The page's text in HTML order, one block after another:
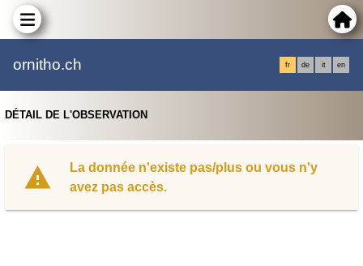
ornitho.ch fr de it en
DÉTAIL DE L'OBSERVATION
La donnée n'existe pas/plus ou vous n'y
avez pas accès.